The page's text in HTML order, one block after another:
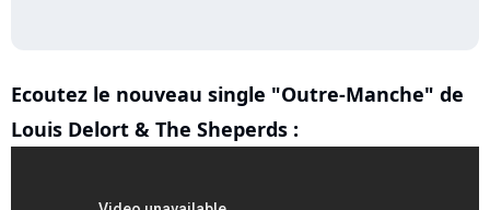
Ecoutez le nouveau single "Outre-Manche" de
Louis Delort & The Sheperds :